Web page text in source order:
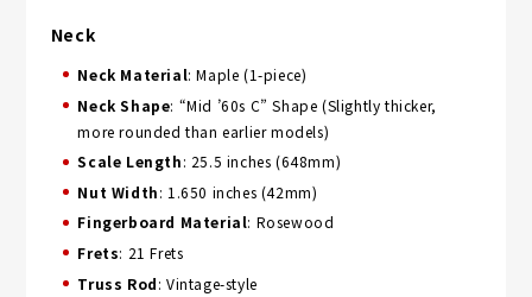
Neck
Neck Material: Maple (1-piece)
Neck Shape: “Mid ’60s C” Shape (Slightly thicker,
more rounded than earlier models)
Scale Length: 25.5 inches (648mm)
Nut Width: 1.650 inches (42mm)
Fingerboard Material: Rosewood
Frets: 21 Frets
Truss Rod: Vintage-style